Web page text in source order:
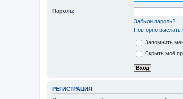
Пароль:
Забыли пароль?
Повторно выслать
Запомнить
Скрыть моё
РЕГИСТРАЦИЯ